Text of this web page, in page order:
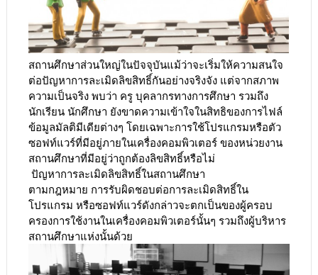
สถานศึกษาส่วนใหญ่ในปัจจุบันแม้ว่าจะเริ่มให้ความสนใจ
ต่อปัญหาการละเมิดลิขสิทธิ์กันอย่างจริงจัง แต่จากสภาพ
ความเป็นจริง พบว่า ครู บุคลากรทางการศึกษา รวมถึง
นักเรียน นักศึกษา ยังขาดความเข้าใจในสิทธิของการไฟล์
ข้อมูลมัลติมีเดียต่างๆ โดยเฉพาะการใช้โปรแกรมหรือตัว
ซอฟท์แวร์ที่มีอยู่ภายในเครื่องคอมพิวเตอร์ ของหน่วยงาน
สถานศึกษาที่มีอยู่ว่าถูกต้องลิขสิทธิ์หรือไม่
ปัญหาการละเมิดลิขสิทธิ์ในสถานศึกษา
ตามกฎหมาย การรับผิดชอบต่อการละเมิดสิทธิ์ใน
โปรแกรม หรือซอฟท์แวร์ดังกล่าวจะตกเป็นของผู้ครอบ
ครองการใช้งานในเครื่องคอมพิวเตอร์นั้นๆ รวมถึงผู้บริหาร
สถานศึกษาแห่งนั้นด้วย